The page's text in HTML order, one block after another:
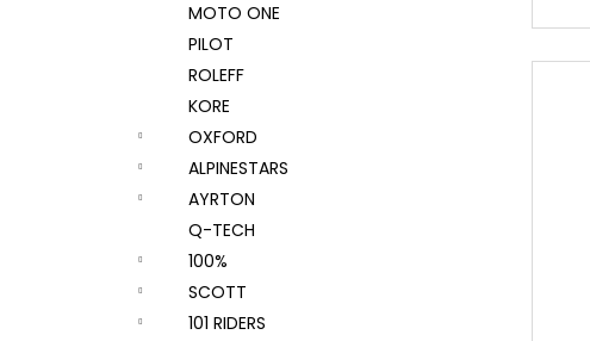
MOTO ONE
PILOT
ROLEFF
KORE
OXFORD
ALPINESTARS
AYRTON
Q-TECH
100%
SCOTT
101 RIDERS